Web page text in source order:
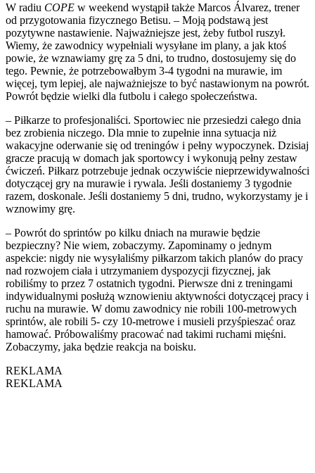
W radiu COPE w weekend wystąpił także Marcos Álvarez, trener
od przygotowania fizycznego Betisu. – Moją podstawą jest
pozytywne nastawienie. Najważniejsze jest, żeby futbol ruszył.
Wiemy, że zawodnicy wypełniali wysyłane im plany, a jak ktoś
powie, że wznawiamy grę za 5 dni, to trudno, dostosujemy się do
tego. Pewnie, że potrzebowałbym 3-4 tygodni na murawie, im
więcej, tym lepiej, ale najważniejsze to być nastawionym na powrót.
Powrót będzie wielki dla futbolu i całego społeczeństwa.
– Piłkarze to profesjonaliści. Sportowiec nie przesiedzi całego dnia
bez zrobienia niczego. Dla mnie to zupełnie inna sytuacja niż
wakacyjne oderwanie się od treningów i pełny wypoczynek. Dzisiaj
gracze pracują w domach jak sportowcy i wykonują pełny zestaw
ćwiczeń. Piłkarz potrzebuje jednak oczywiście nieprzewidywalności
dotyczącej gry na murawie i rywala. Jeśli dostaniemy 3 tygodnie
razem, doskonale. Jeśli dostaniemy 5 dni, trudno, wykorzystamy je i
wznowimy grę.
– Powrót do sprintów po kilku dniach na murawie będzie
bezpieczny? Nie wiem, zobaczymy. Zapominamy o jednym
aspekcie: nigdy nie wysyłaliśmy piłkarzom takich planów do pracy
nad rozwojem ciała i utrzymaniem dyspozycji fizycznej, jak
robiliśmy to przez 7 ostatnich tygodni. Pierwsze dni z treningami
indywidualnymi posłużą wznowieniu aktywności dotyczącej pracy i
ruchu na murawie. W domu zawodnicy nie robili 100-metrowych
sprintów, ale robili 5- czy 10-metrowe i musieli przyśpieszać oraz
hamować. Próbowaliśmy pracować nad takimi ruchami mięśni.
Zobaczymy, jaka będzie reakcja na boisku.
REKLAMA
REKLAMA